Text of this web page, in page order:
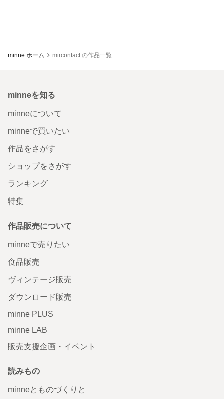
minne ホーム mircontact の作品一覧
minneを知る
minneについて
minneで買いたい
作品をさがす
ショップをさがす
ランキング
特集
作品販売について
minneで売りたい
食品販売
ヴィンテージ販売
ダウンロード販売
minne PLUS
minne LAB
販売支援企画・イベント
読みもの
minneとものづくりと